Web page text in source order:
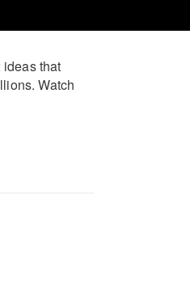
that
Watch